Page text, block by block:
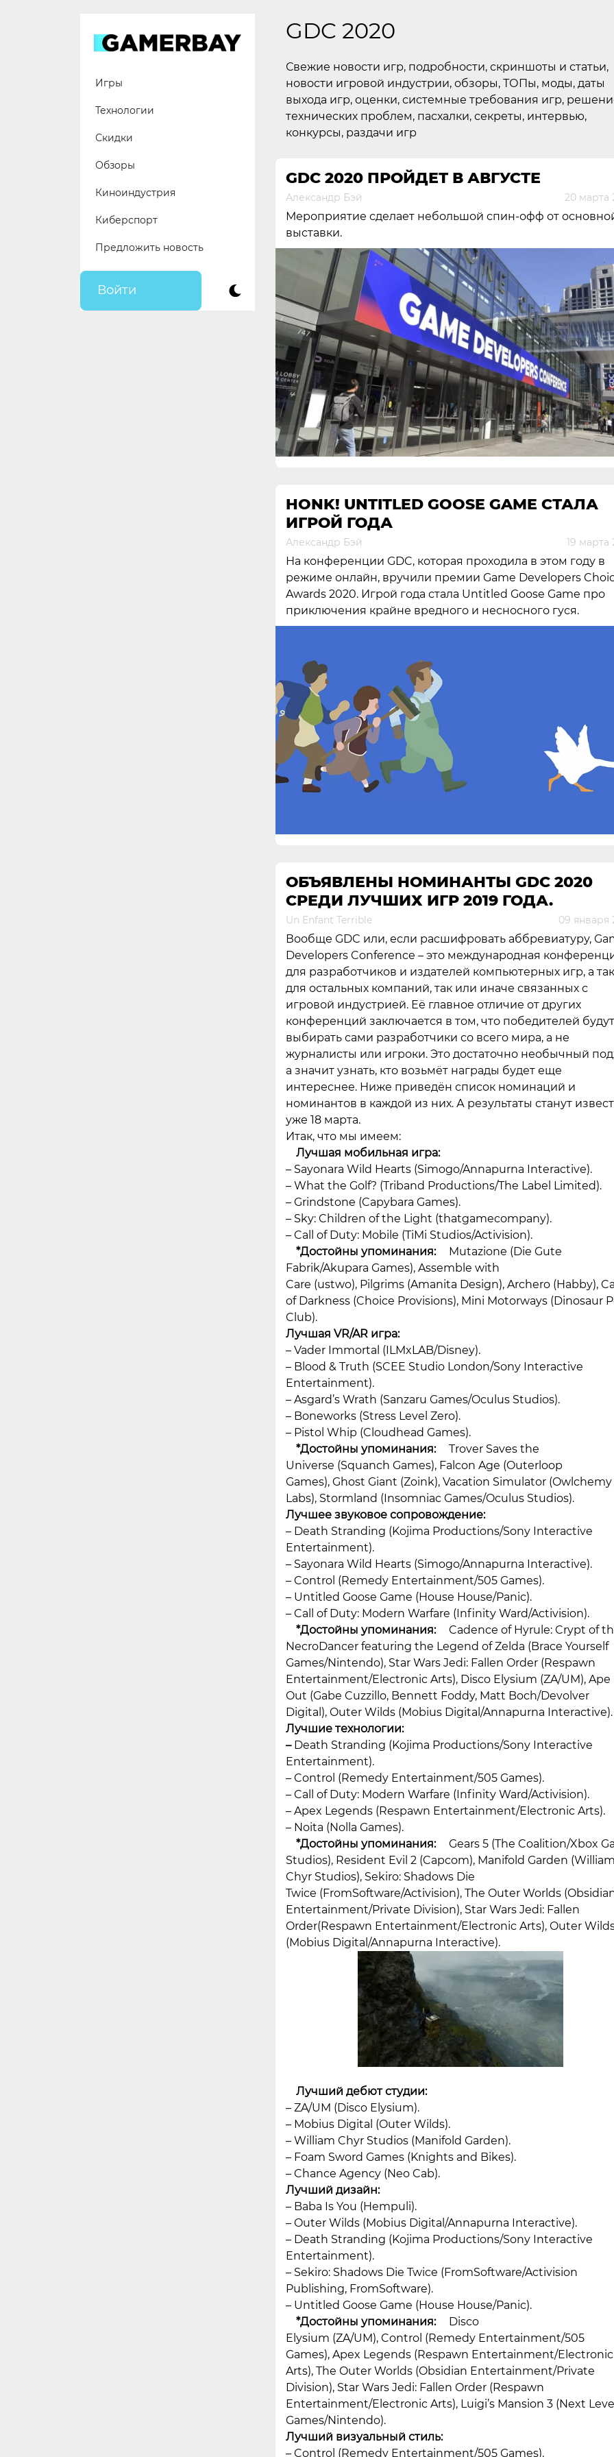
Игры
Технологии
Скидки
Обзоры
Киноиндустрия
Киберспорт
Предложить новость
Войти
GDC 2020
Свежие новости игр, подробности, скриншоты и статьи,
новости игровой индустрии, обзоры, ТОПы, моды, даты
выхода игр, оценки, системные требования игр,
технических проблем, пасхалки, секреты, интервью,
конкурсы, раздачи игр
GDC 2020 ПРОЙДЕТ В АВГУСТЕ
Александр Бэй 20 марта
Мероприятие сделает небольшой спин-офф от
выставки.
HONK! UNTITLED GOOSE GAME СТАЛА
ИГРОЙ ГОДА
Александр Бэй 19 марта
На конференции GDC, которая проходила в этом году в
режиме онлайн, вручили премии Game Developers
Awards 2020. Игрой года стала Untitled Goose Game про
приключения крайне вредного и несносного гуся.
ОБЪЯВЛЕНЫ НОМИНАНТЫ GDC 2020
СРЕДИ ЛУЧШИХ ИГР 2019 ГОДА.
Un Enfant Terrible 09 января
Вообще GDC или, если расшифровать аббревиатуру,
Developers Conference – это международная
для разработчиков и издателей компьютерных игр, а
для остальных компаний, так или иначе связанных с
игровой индустрией. Её главное отличие от других
конференций заключается в том, что победителей будут
выбирать сами разработчики со всего мира, а не
журналисты или игроки. Это достаточно необычный
а значит узнать, кто возьмёт награды будет еще
интереснее. Ниже приведён список номинаций и
номинантов в каждой из них. А результаты станут
уже 18 марта.
Итак, что мы имеем:
Лучшая мобильная игра:
– Sayonara Wild Hearts (Simogo/Annapurna Interactive).
– What the Golf? (Triband Productions/The Label Limited).
– Grindstone (Capybara Games).
– Sky: Children of the Light (thatgamecompany).
– Call of Duty: Mobile (TiMi Studios/Activision).
*Достойны упоминания:
Mutazione (Die Gute
Fabrik/Akupara Games), Assemble with
Care (ustwo), Pilgrims (Amanita Design), Archero (Habby),
of Darkness (Choice Provisions), Mini Motorways (Dinosaur
Club).
Лучшая VR/AR игра:
– Vader Immortal (ILMxLAB/Disney).
– Blood & Truth (SCEE Studio London/Sony Interactive
Entertainment).
– Asgard’s Wrath (Sanzaru Games/Oculus Studios).
– Boneworks (Stress Level Zero).
– Pistol Whip (Cloudhead Games).
*Достойны упоминания:
Trover Saves the
Universe (Squanch Games), Falcon Age (Outerloop
Games), Ghost Giant (Zoink), Vacation Simulator (Owlchemy
Labs), Stormland (Insomniac Games/Oculus Studios).
Лучшее звуковое сопровождение:
– Death Stranding (Kojima Productions/Sony Interactive
Entertainment).
– Sayonara Wild Hearts (Simogo/Annapurna Interactive).
– Control (Remedy Entertainment/505 Games).
– Untitled Goose Game (House House/Panic).
– Call of Duty: Modern Warfare (Infinity Ward/Activision).
*Достойны упоминания:
Cadence of Hyrule: Crypt of
NecroDancer featuring the Legend of Zelda (Brace Yourself
Games/Nintendo), Star Wars Jedi: Fallen Order (Respawn
Entertainment/Electronic Arts), Disco Elysium (ZA/UM), Ape
Out (Gabe Cuzzillo, Bennett Foddy, Matt Boch/Devolver
Digital), Outer Wilds (Mobius Digital/Annapurna Interactive).
Лучшие технологии:
– Death Stranding (Kojima Productions/Sony Interactive
Entertainment).
– Control (Remedy Entertainment/505 Games).
– Call of Duty: Modern Warfare (Infinity Ward/Activision).
– Apex Legends (Respawn Entertainment/Electronic Arts).
– Noita (Nolla Games).
*Достойны упоминания:
Gears 5 (The Coalition/Xbox
Studios), Resident Evil 2 (Capcom), Manifold Garden
Chyr Studios), Sekiro: Shadows Die
Twice (FromSoftware/Activision), The Outer Worlds
Entertainment/Private Division), Star Wars Jedi: Fallen
Order(Respawn Entertainment/Electronic Arts), Outer
(Mobius Digital/Annapurna Interactive).
Лучший дебют студии:
– ZA/UM (Disco Elysium).
– Mobius Digital (Outer Wilds).
– William Chyr Studios (Manifold Garden).
– Foam Sword Games (Knights and Bikes).
– Chance Agency (Neo Cab).
Лучший дизайн:
– Baba Is You (Hempuli).
– Outer Wilds (Mobius Digital/Annapurna Interactive).
– Death Stranding (Kojima Productions/Sony Interactive
Entertainment).
– Sekiro: Shadows Die Twice (FromSoftware/Activision
Publishing, FromSoftware).
– Untitled Goose Game (House House/Panic).
*Достойны упоминания:
Disco
Elysium (ZA/UM), Control (Remedy Entertainment/505
Games), Apex Legends (Respawn Entertainment/Electronic
Arts), The Outer Worlds (Obsidian Entertainment/Private
Division), Star Wars Jedi: Fallen Order (Respawn
Entertainment/Electronic Arts), Luigi’s Mansion 3 (Next
Games/Nintendo).
Лучший визуальный стиль:
– Control (Remedy Entertainment/505 Games).